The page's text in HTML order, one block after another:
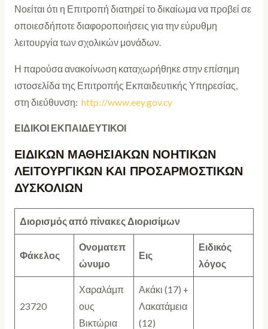
Νοείται ότι η Επιτροπή διατηρεί το δικαίωμα να προβεί σε
οποιεσδήποτε διαφοροποιήσεις για την εύρυθμη
λειτουργία των σχολικών μονάδων.
Η παρούσα ανακοίνωση καταχωρήθηκε στην επίσημη
ιστοσελίδα της Επιτροπής Εκπαιδευτικής Υπηρεσίας,
στη διεύθυνση: http://www.eey.gov.cy
ΕΙΔΙΚΟΙ ΕΚΠΑΙΔΕΥΤΙΚΟΙ
ΕΙΔΙΚΩΝ ΜΑΘΗΣΙΑΚΩΝ ΝΟΗΤΙΚΩΝ
ΛΕΙΤΟΥΡΓΙΚΩΝ ΚΑΙ ΠΡΟΣΑΡΜΟΣΤΙΚΩΝ
ΔΥΣΚΟΛΙΩΝ
Διορισμός από πίνακες Διορισίμων
Φάκελος
Ονοματεπ
ώνυμο
Εις
Ειδικός
λόγος
23720
Χαραλάμπ
ους
Βικτώρια
Ακάκι (17) +
Λακατάμεια
(12)